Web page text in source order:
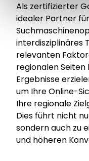
Als zertifizierter
idealer Partner
interdisziplinäres
relevanten
regionalen
Ergebnisse
um Ihre Online-
Ihre regionale
Dies führt nicht
sondern auch zu
und höheren